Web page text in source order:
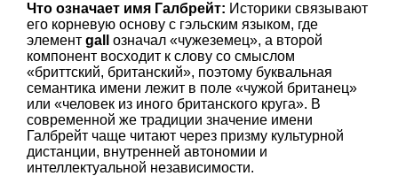
Что означает имя Галбрейт: Историки связывают
его корневую основу с гэльским языком, где
элемент gall
означал «чужеземец», а второй
компонент восходит к слову со смыслом
«бриттский, британский», поэтому буквальная
семантика имени лежит в поле «чужой британец»
или «человек из иного британского круга». В
современной же традиции значение имени
Галбрейт чаще читают через призму культурной
дистанции, внутренней автономии и
интеллектуальной независимости.